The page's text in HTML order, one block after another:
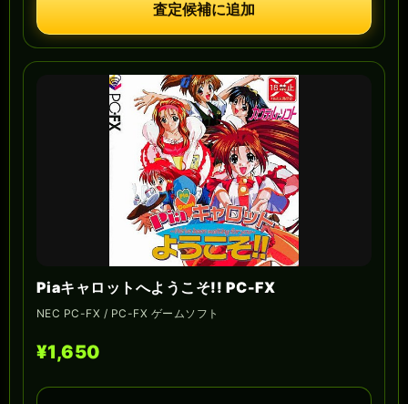
査定候補に追加
Piaキャロットへようこそ!! PC-FX
NEC PC-FX / PC-FX ゲームソフト
¥1,650